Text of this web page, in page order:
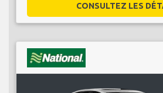
CONSULTEZ LES